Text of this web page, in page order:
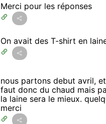
Merci pour les réponses
On avait des T-shirt en
nous partons debut avril,
faut donc du chaud mais
la laine sera le mieux.
merci